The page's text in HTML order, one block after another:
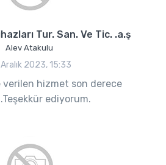
Tur. San. Ve Tic. .a.ş
Alev Atakulu
2023, 15:33
verilen hizmet son derece
ediyorum.